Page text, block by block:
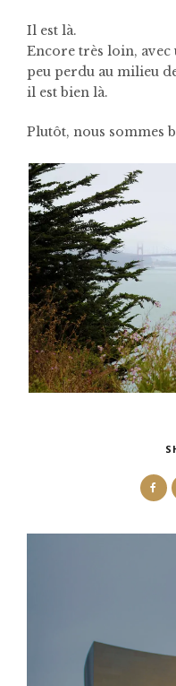
Il est là.
Encore très loin, avec
peu perdu au milieu
il est bien là.
Plutôt, nous sommes